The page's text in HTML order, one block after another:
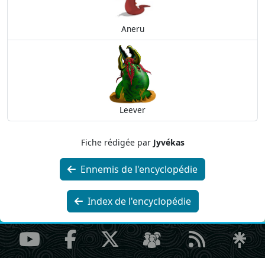
Aneru
Leever
Fiche rédigée par Jyvékas
Ennemis de l'encyclopédie
Index de l'encyclopédie